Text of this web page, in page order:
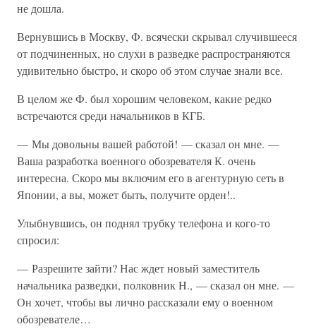
не дошла.
Вернувшись в Москву, Ф. всячески скрывал случившееся
от подчиненных, но слухи в разведке распространяются
удивительно быстро, и скоро об этом случае знали все.
В целом же Ф. был хорошим человеком, какие редко
встречаются среди начальников в КГБ.
— Мы довольны вашей работой! — сказал он мне. —
Ваша разработка военного обозревателя К. очень
интересна. Скоро мы включим его в агентурную сеть в
Японии, а вы, может быть, получите орден!..
Улыбнувшись, он поднял трубку телефона и кого-то
спросил:
— Разрешите зайти? Нас ждет новый заместитель
начальника разведки, полковник H., — сказал он мне. —
Он хочет, чтобы вы лично рассказали ему о военном
обозревателе…